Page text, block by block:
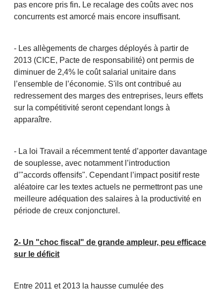
pas encore pris fin. Le recalage des coûts avec nos
concurrents est amorcé mais encore insuffisant.
- Les allègements de charges déployés à partir de
2013 (CICE, Pacte de responsabilité) ont permis de
diminuer de 2,4% le coût salarial unitaire dans
l’ensemble de l’économie. S'ils ont contribué au
redressement des marges des entreprises, leurs effets
sur la compétitivité seront cependant longs à
apparaître.
- La loi Travail a récemment tenté d’apporter davantage
de souplesse, avec notamment l’introduction
d’"accords offensifs". Cependant l’impact positif reste
aléatoire car les textes actuels ne permettront pas une
meilleure adéquation des salaires à la productivité en
période de creux conjoncturel.
2- Un "choc fiscal" de grande ampleur, peu efficace
sur le déficit
Entre 2011 et 2013 la hausse cumulée des